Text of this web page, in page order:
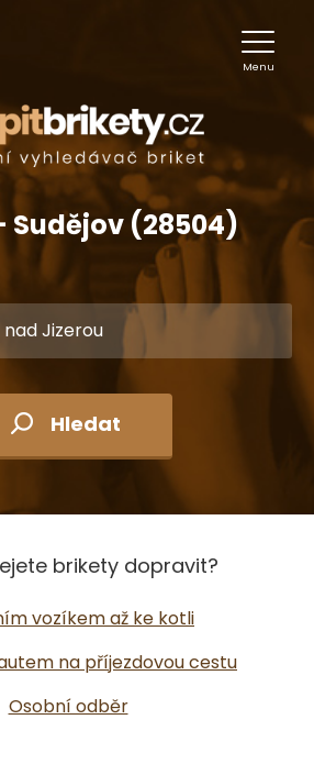
Menu
Sudějov (28504)
Hledat
brikety dopravit?
vozíkem až ke kotli
na příjezdovou cestu
Osobní odběr